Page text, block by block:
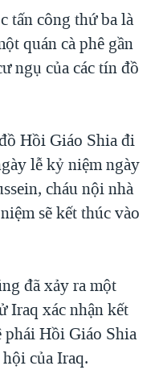
NAM
VIỆT NAM
HẢI SÂM
TỪ NÔNG THÔN MỸ
tấn công thứ ba là
quán cà phê gần
ngụ của các tín đồ
Hồi Giáo Shia đi
lễ kỷ niệm ngày
cháu nội nhà
sẽ kết thúc vào
đã xảy ra một
Iraq xác nhận kết
phái Hồi Giáo Shia
của Iraq.